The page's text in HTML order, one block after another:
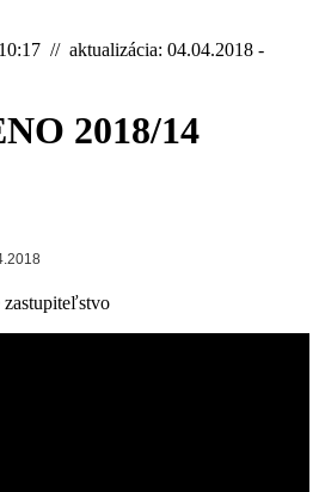
// aktualizácia: 04.04.2018 -
2018/14